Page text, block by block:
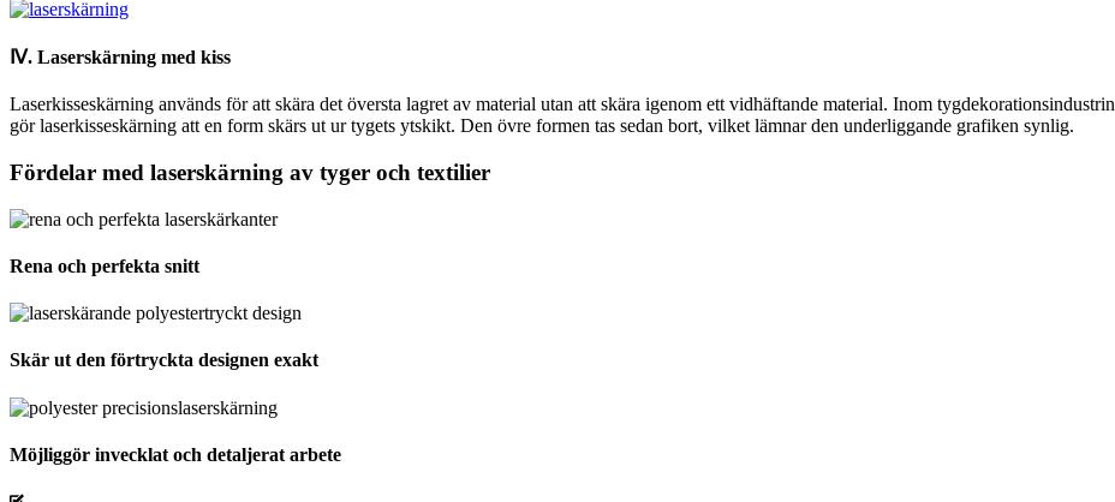
Ⅳ. Laserskärning med kiss
Laserkisseskärning används för att skära det översta lagret av material utan att skära igenom ett vidhäftande material. Inom tygdekorationsindustrin
gör laserkisseskärning att en form skärs ut ur tygets ytskikt. Den övre formen tas sedan bort, vilket lämnar den underliggande grafiken synlig.
Fördelar med laserskärning av tyger och textilier
Rena och perfekta snitt
Skär ut den förtryckta designen exakt
Möjliggör invecklat och detaljerat arbete